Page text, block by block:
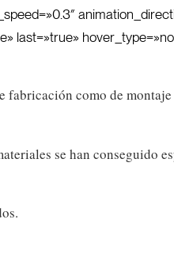
last=»true»
fabricación como de montaje
se han conseguido